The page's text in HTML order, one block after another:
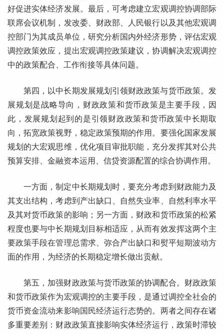
好促进实体经济发展。最后，可考虑建立宏观调控协调部际
联席会议机制，发改委、财政部、人民银行以及其他宏观调
控部门为其成员单位，研究分析国内外经济形势，评估宏观
调控政策效应，提出宏观调控政策建议，协调解决宏观调控
中的政策配合、工作衔接等具体问题。
第四，以中长期发展规划引领财政政策与货币政策。发
展规划是战略导向，财政政策和货币政策是主要手段，因
此，发展规划起到的是引领财政政策和货币政策中长期取
向，拓宽政策视野，稳定政策预期的作用。要强化国家发展
规划的大宏观思维，优化项目审批职能，充分发挥其对公共
预算安排、金融资本运用、信贷资源配置的综合协调作用。
一方面，制定中长期规划时，要充分考虑到财政能力及
其支出结构，考虑到产出缺口、自然失业率、自然利率水平
及其对货币政策的影响；另一方面，财政和货币政策的松紧
程度也要与中长期规划目标相适应，从而有效发挥这两个主
要政策手段在管理总需求、弥合产出缺口和熨平短期波动方
面的作用，为经济的长期稳定增长做出贡献。
第五，加强财政政策与货币政策的协调配合。财政政策
和货币政策作为宏观调控的主要手段，是通过调控全社会的
货币资金流动来影响国民经济运行态势的。两者之间存在诸
多重要差别：财政政策直接影响实体经济运行，政策时滞较